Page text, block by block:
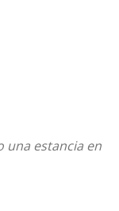
una estancia en